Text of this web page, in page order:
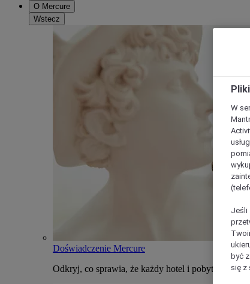
O Mercure
Wstecz
Doświadczenie Mercure
Odkryj, co sprawia, że każdy hotel i pobyt w
W
Jeśli
być
się z